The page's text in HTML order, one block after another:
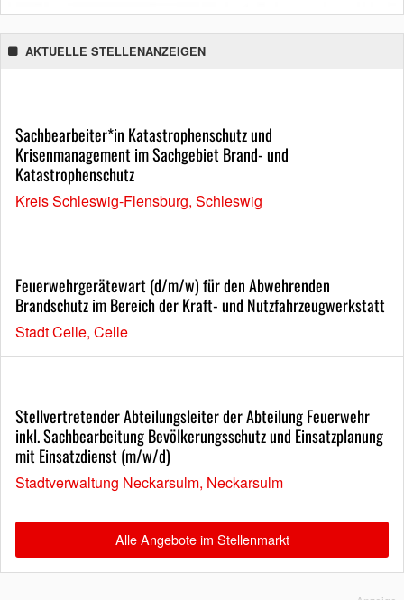
AKTUELLE STELLENANZEIGEN
Sachbearbeiter*in Katastrophenschutz und
Krisenmanagement im Sachgebiet Brand- und
Katastrophenschutz
Kreis Schleswig-Flensburg, Schleswig
Feuerwehrgerätewart (d/m/w) für den Abwehrenden
Brandschutz im Bereich der Kraft- und Nutzfahrzeugwerkstatt
Stadt Celle, Celle
Stellvertretender Abteilungsleiter der Abteilung Feuerwehr
inkl. Sachbearbeitung Bevölkerungsschutz und Einsatzplanung
mit Einsatzdienst (m/w/d)
Stadtverwaltung Neckarsulm, Neckarsulm
Alle Angebote im Stellenmarkt